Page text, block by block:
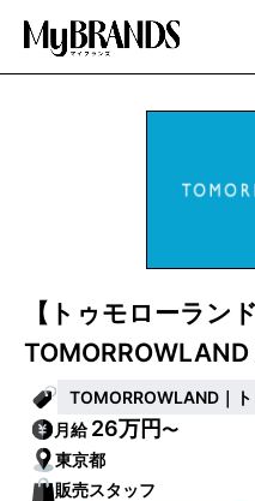
【トゥモローラン
TOMORROWLAND｜
月給26万円〜
東京都
販売スタッフ